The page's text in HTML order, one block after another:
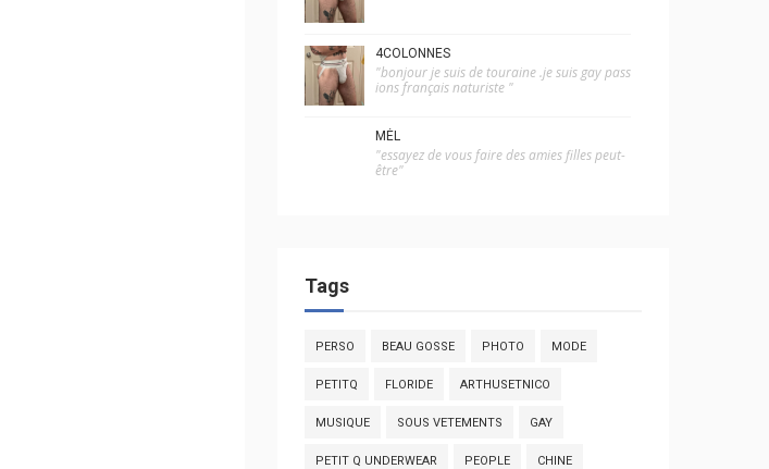
4COLONNES
"bonjour je suis de touraine .je suis gay pass
ions français naturiste "
MÉL
"essayez de vous faire des amies filles peut-
être"
Tags
PERSO BEAU GOSSE PHOTO MODE
PETITQ FLORIDE ARTHUSETNICO
MUSIQUE SOUS VETEMENTS GAY
PETIT Q UNDERWEAR PEOPLE CHINE